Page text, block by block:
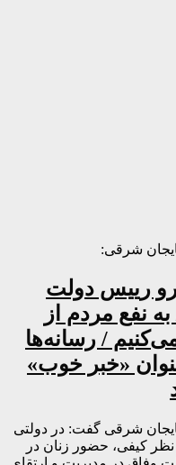
شرقی:
رییس دولت
نفع مردم از
/ رسانه‌ها
«خبر خوب»
شرقی گفت: در دولتی
کیفی، حضور زنان در